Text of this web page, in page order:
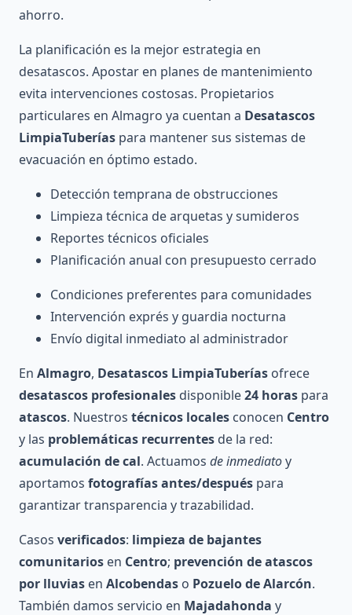
ahorro.
La planificación es la mejor estrategia en
desatascos. Apostar en planes de mantenimiento
evita intervenciones costosas. Propietarios
particulares en Almagro ya cuentan a Desatascos
LimpiaTuberías para mantener sus sistemas de
evacuación en óptimo estado.
Detección temprana de obstrucciones
Limpieza técnica de arquetas y sumideros
Reportes técnicos oficiales
Planificación anual con presupuesto cerrado
Condiciones preferentes para comunidades
Intervención exprés y guardia nocturna
Envío digital inmediato al administrador
En Almagro, Desatascos LimpiaTuberías ofrece
desatascos profesionales disponible24 horas para
atascos. Nuestros técnicos locales conocen Centro
y las problemáticas recurrentes de la red:
acumulación de cal. Actuamos de inmediatoy
aportamos fotografías antes/después para
garantizar transparencia y trazabilidad.
Casos verificados: limpieza de bajantes
comunitarios en Centro; prevención de atascos
por lluvias en Alcobendas o Pozuelo de Alarcón.
También damos servicio en Majadahonda y